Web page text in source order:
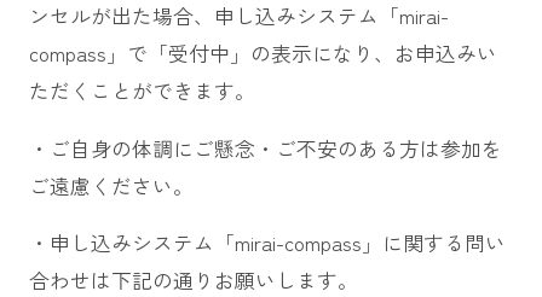
ンセルが出た場合、申し込みシステム「mirai-
compass」で「受付中」の表示になり、お申込みい
ただくことができます。
・ご自身の体調にご懸念・ご不安のある方は参加を
ご遠慮ください。
・申し込みシステム「mirai-compass」に関する問い
合わせは下記の通りお願いします。